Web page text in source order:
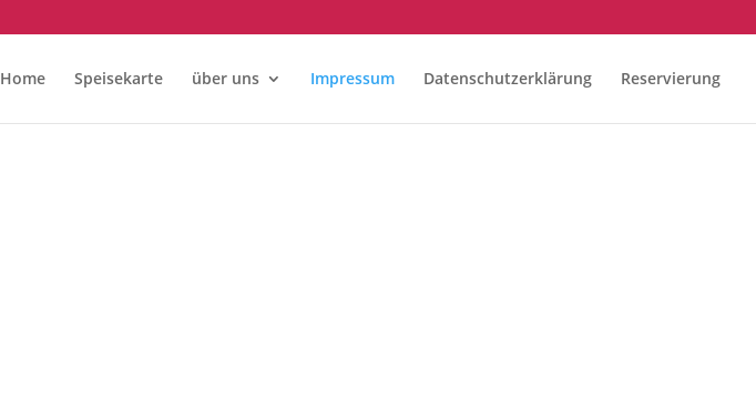
Home Speisekarte über uns Impressum Datenschutzerklärung Reservierung